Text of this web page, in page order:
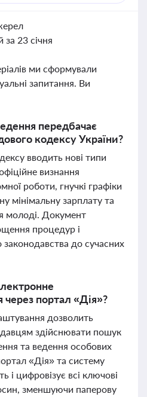
за 23 січня
ми сформували
запитання. Ви
передбачає
кодексу України?
вводить нові типи
визнання
роботи, гнучкі графіки
мінімальну зарплату та
молоді. Документ
процедур і
до сучасних
портал «Дія»?
дозволить
здійснювати пошук
та ведення особових
«Дія» та систему
і цифровізує всі ключові
зменшуючи паперову